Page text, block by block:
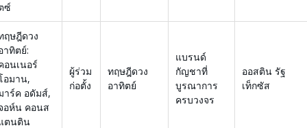
ซ์
ฤษฎีดวง
าทิตย์:
อนเนอร์
อมาน,
าร์ค อดัมส์,
อห์น คอนส
ตนติน
ผู้ร่วม
ก่อตั้ง
ทฤษฎีดวง
อาทิตย์
แบรนด์
กัญชาที่
บูรณาการ
ครบวงจร
ออสติน รัฐ
เท็กซัส